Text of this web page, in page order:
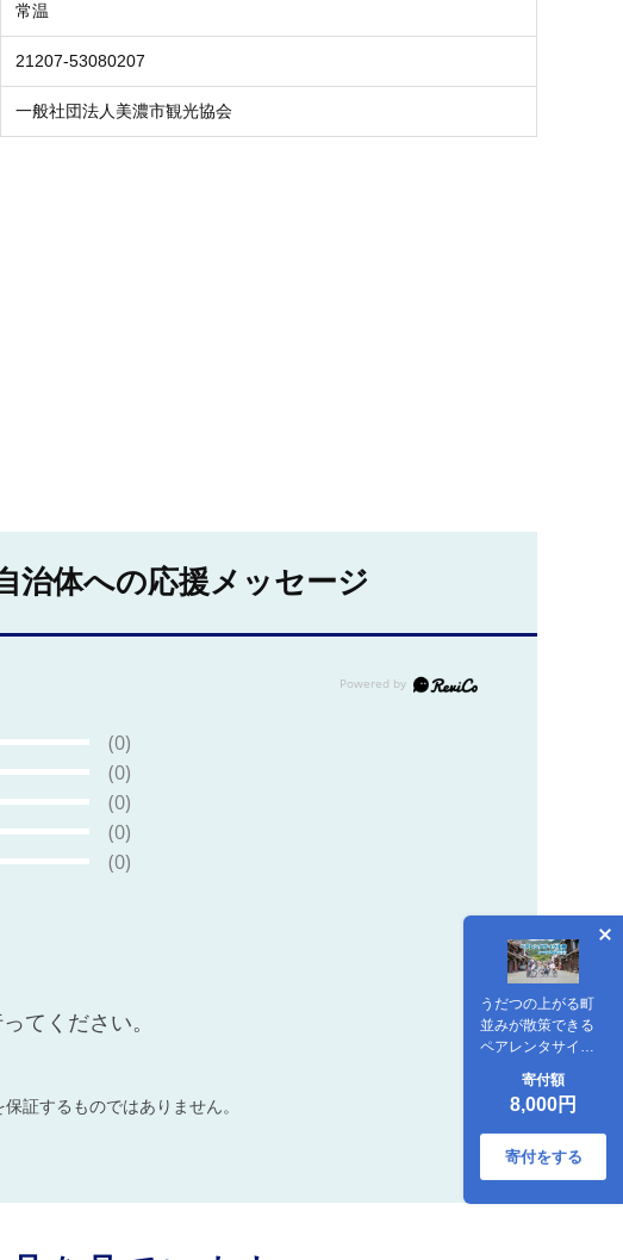
うだつの上がる町
並みが散策できる
ペアレンタサイク
ル券（電動自転
車） トートバッ
ク付き
寄付額
8,000円
寄付をする
常温
21207-53080207
一般社団法人美濃市観光協会
治体への応援メッセージ
(0)
(0)
(0)
(0)
(0)
てください。
証するものではありません。